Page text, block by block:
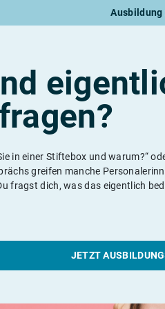
Bewerbung
Check
in einer Stiftebox und warum?“
greifen manche
fragst dich, was das eigentlich
JETZT